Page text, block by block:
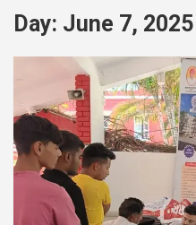
Day: June 7, 2025